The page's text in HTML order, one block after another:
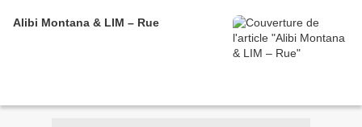
Alibi Montana & LIM – Rue